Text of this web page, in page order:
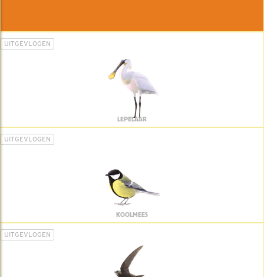
UITGEVLOGEN
LEPELAAR
UITGEVLOGEN
KOOLMEES
UITGEVLOGEN